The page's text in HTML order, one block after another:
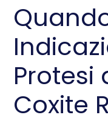
Protesi
Coxite